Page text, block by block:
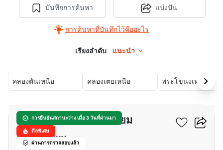
บันทึกการค้นหา
การค้นหาที่บันทึกไว้คืออะไร
แบ่งปัน
เรียงลำดับ แนะนำ
คลองตันเหนือ คลองเตยเหนือ พระโขนงเหนือ
การยืนยันสถานะว่าง เมื่อ 3 วันที่ผ่านมา
ดีลพิเศษ
ผ่านการตรวจสอบแล้ว
วัฒนา ไฮทส์ คอนโดมิเนียม
อโศก, กรุงเทพ